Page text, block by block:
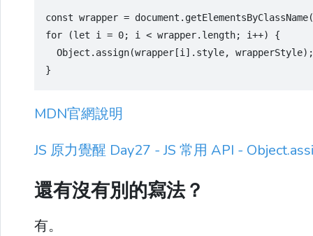
const wrapper =
for (let i = 0; i < wrapper.length; i++) {
  Object.assign(wrapper[i].style, wrapperStyle);
}
MDN官網說明
JS 原力覺醒 Day27 - JS 常用 API -
還有沒有別的寫法？
有。